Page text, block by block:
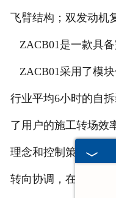
飞臂结构；双发动机
ZACB01是一款具
ZACB01采用了模
行业平均6小时的自
了用户的施工转场效
理念和控制策略，实
转向协调，在符合道